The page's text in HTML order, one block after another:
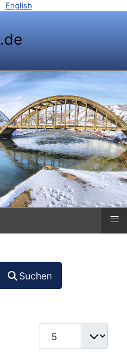
English
.de
≡
Suchen
Anzeige #